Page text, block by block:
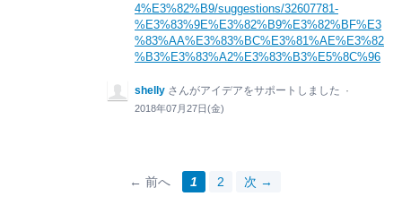
4%E3%82%B9/suggestions/32607781-
%E3%83%9E%E3%82%B9%E3%82%BF%E3
%83%AA%E3%83%BC%E3%81%AE%E3%82
%B3%E3%83%A2%E3%83%B3%E5%8C%96
shelly さんがアイデアをサポートしました ·
2018年07月27日(金)
← 前へ 1 2 次 →